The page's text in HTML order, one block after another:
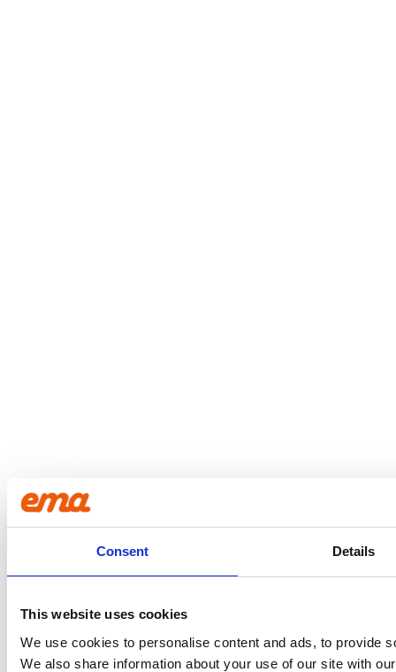
Consent Details
This website uses cookies
We use cookies to personalise content and ads, to provide
We also share information about your use of our site with